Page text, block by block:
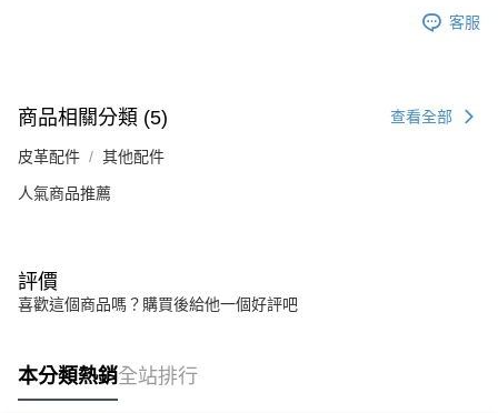
客服
商品相關分類 (5) 查看全部
皮革配件 其他配件
人氣商品推薦
評價
喜歡這個商品嗎？購買後給他一個好評吧
本分類熱銷全站排行